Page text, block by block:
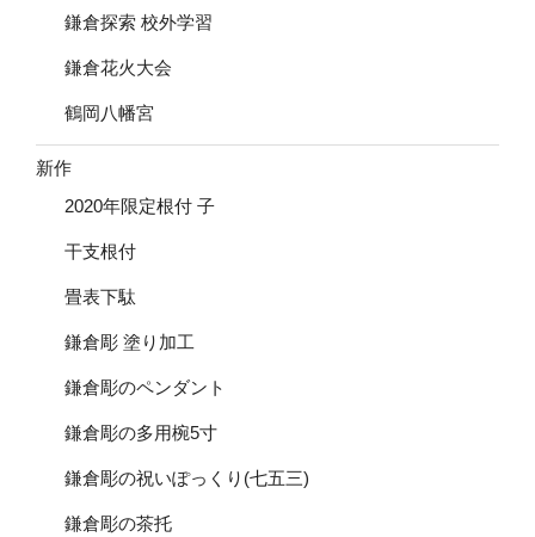
鎌倉探索 校外学習
鎌倉花火大会
鶴岡八幡宮
新作
2020年限定根付 子
干支根付
畳表下駄
鎌倉彫 塗り加工
鎌倉彫のペンダント
鎌倉彫の多用椀5寸
鎌倉彫の祝いぽっくり(七五三)
鎌倉彫の茶托